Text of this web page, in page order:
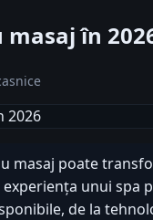
în
masaj poate
unui spa
de la